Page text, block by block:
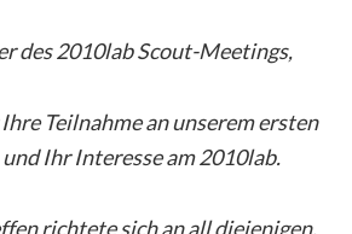
des 2010lab Scout-Meetings,
Teilnahme an unserem ersten
Ihr Interesse am 2010lab.
richtete sich an all diejenigen,